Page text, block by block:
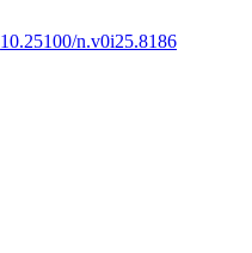
10.25100/n.v0i25.8186